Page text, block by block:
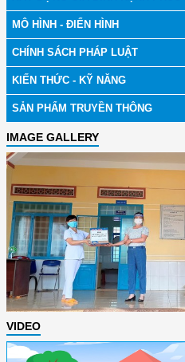
MÔ HÌNH - ĐIỂN HÌNH
CHÍNH SÁCH PHÁP LUẬT
KIẾN THỨC - KỸ NĂNG
SẢN PHẨM TRUYỀN THÔNG
IMAGE GALLERY
VIDEO